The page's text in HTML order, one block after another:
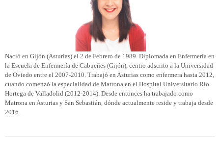
Nació en Gijón (Asturias) el 2 de Febrero de 1989. Diplomada en Enfermería en
la Escuela de Enfermería de Cabueñes (Gijón), centro adscrito a la Universidad
de Oviedo entre el 2007-2010. Trabajó en Asturias como enfermera hasta 2012,
cuando comenzó la especialidad de Matrona en el Hospital Universitario Río
Hortega de Valladolid (2012-2014). Desde entonces ha trabajado como
Matrona en Asturias y San Sebastián, dónde actualmente reside y trabaja desde
2016.